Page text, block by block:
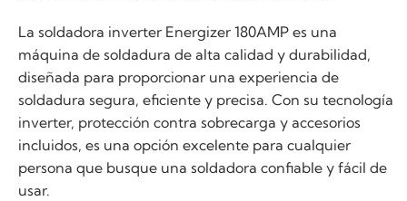
La soldadora inverter Energizer 180AMP es una
máquina de soldadura de alta calidad y durabilidad,
diseñada para proporcionar una experiencia de
soldadura segura, eficiente y precisa. Con su tecnología
inverter, protección contra sobrecarga y accesorios
incluidos, es una opción excelente para cualquier
persona que busque una soldadora confiable y fácil de
usar.